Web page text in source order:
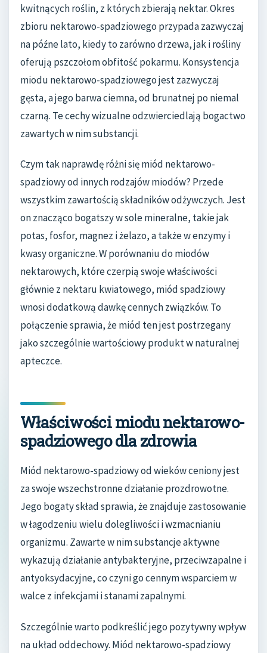
kwitnących roślin, z których zbierają nektar. Okres
zbioru nektarowo-spadziowego przypada zazwyczaj
na późne lato, kiedy to zarówno drzewa, jak i rośliny
oferują pszczołom obfitość pokarmu. Konsystencja
miodu nektarowo-spadziowego jest zazwyczaj
gęsta, a jego barwa ciemna, od brunatnej po niemal
czarną. Te cechy wizualne odzwierciedlają bogactwo
zawartych w nim substancji.
Czym tak naprawdę różni się miód nektarowo-
spadziowy od innych rodzajów miodów? Przede
wszystkim zawartością składników odżywczych. Jest
on znacząco bogatszy w sole mineralne, takie jak
potas, fosfor, magnez i żelazo, a także w enzymy i
kwasy organiczne. W porównaniu do miodów
nektarowych, które czerpią swoje właściwości
głównie z nektaru kwiatowego, miód spadziowy
wnosi dodatkową dawkę cennych związków. To
połączenie sprawia, że miód ten jest postrzegany
jako szczególnie wartościowy produkt w naturalnej
apteczce.
Właściwości miodu nektarowo-
spadziowego dla zdrowia
Miód nektarowo-spadziowy od wieków ceniony jest
za swoje wszechstronne działanie prozdrowotne.
Jego bogaty skład sprawia, że znajduje zastosowanie
w łagodzeniu wielu dolegliwości i wzmacnianiu
organizmu. Zawarte w nim substancje aktywne
wykazują działanie antybakteryjne, przeciwzapalne i
antyoksydacyjne, co czyni go cennym wsparciem w
walce z infekcjami i stanami zapalnymi.
Szczególnie warto podkreślić jego pozytywny wpływ
na układ oddechowy. Miód nektarowo-spadziowy